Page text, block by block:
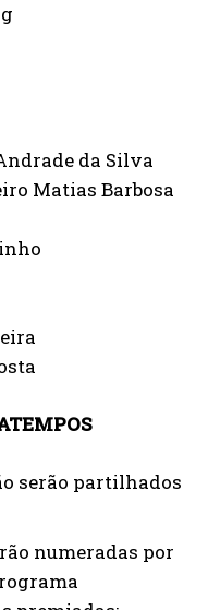
da Silva
Matias Barbosa
serão partilhados
numeradas por